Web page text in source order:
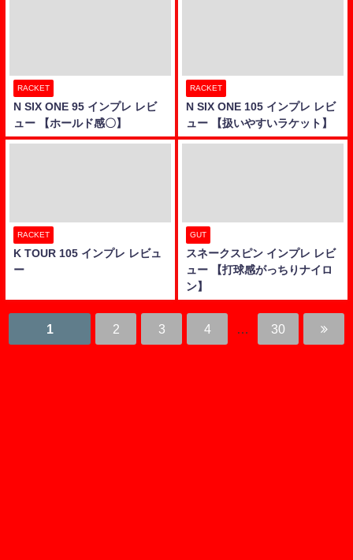
RACKET
N SIX ONE 95 インプレ レビ
ュー 【ホールド感〇】
RACKET
N SIX ONE 105 インプレ レビ
ュー 【扱いやすいラケット】
RACKET
K TOUR 105 インプレ レビュ
ー
GUT
スネークスピン インプレ レビ
ュー 【打球感がっちりナイロ
ン】
1 2 3 4 30